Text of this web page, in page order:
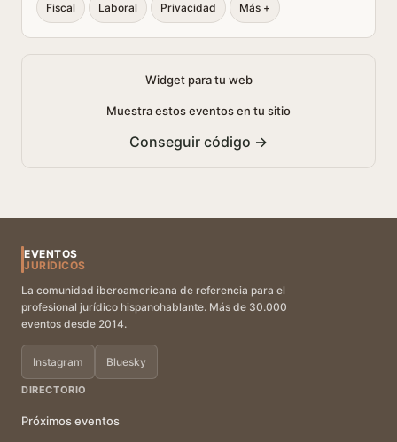
Fiscal Laboral Privacidad Más +
Widget para tu web
Muestra estos eventos en tu sitio
Conseguir código →
EVENTOS
JURÍDICOS
La comunidad iberoamericana de referencia para el
profesional jurídico hispanohablante. Más de 30.000
eventos desde 2014.
Instagram Bluesky
DIRECTORIO
Próximos eventos